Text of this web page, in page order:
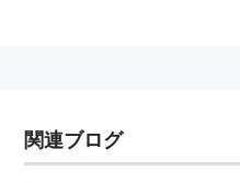
関連ブログ